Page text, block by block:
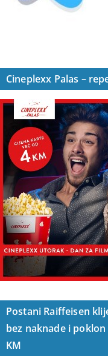
Cineplexx Palas –
Postani Raiffeisen
bez naknade i
KM